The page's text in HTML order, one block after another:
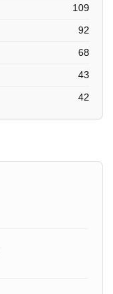
109
92
68
43
42